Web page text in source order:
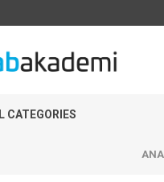
CATEGORIES